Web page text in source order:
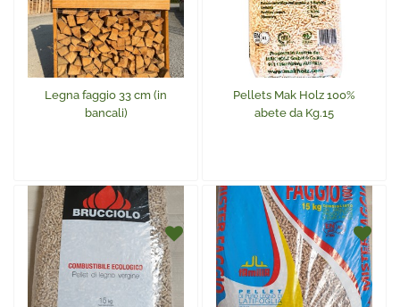
Legna faggio 33 cm (in
bancali)
Pellets Mak Holz 100%
abete da Kg.15